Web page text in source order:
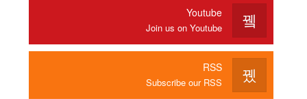
Youtube
Join us on Youtube
RSS
Subscribe our RSS